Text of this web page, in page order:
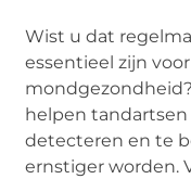
Wist u dat
essentieel zijn
helpen
detecteren en te
ernstiger worden.